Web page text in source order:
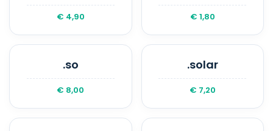
€ 4,90 € 1,80
.so
€ 8,00
.solar
€ 7,20